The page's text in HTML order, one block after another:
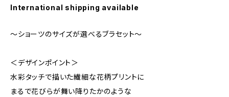
International shipping available
～ショーツのサイズが選べるブラセット～
＜デザインポイント＞
水彩タッチで描いた繊細な花柄プリントに
まるで花びらが舞い降りたかのような